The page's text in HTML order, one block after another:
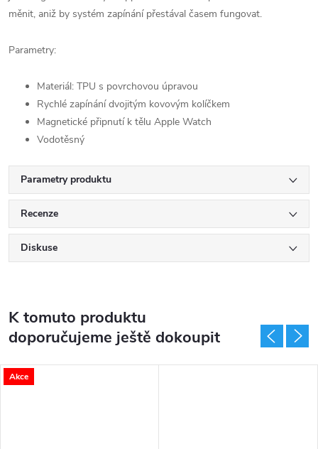
měnit, aniž by systém zapínání přestával časem fungovat.
Parametry:
Materiál: TPU s povrchovou úpravou
Rychlé zapínání dvojitým kovovým kolíčkem
Magnetické připnutí k tělu Apple Watch
Vodotěsný
Parametry produktu
Recenze
Diskuse
K tomuto produktu
doporučujeme ještě dokoupit
Akce